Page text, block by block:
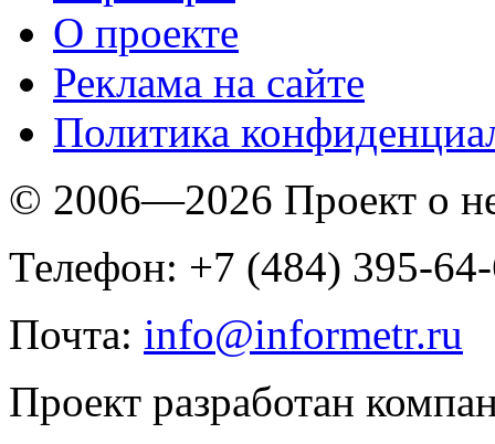
O проекте
Реклама на сайте
Политика
© 2006—2026 Проект о
Телефон: +7 (484) 395-
Почта: info@informetr.ru
Проект разработан